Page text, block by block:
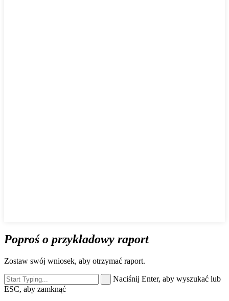
Poproś o przykładowy raport
Zostaw swój wniosek, aby otrzymać raport.
Naciśnij Enter, aby wyszukać lub
ESC, aby zamknąć